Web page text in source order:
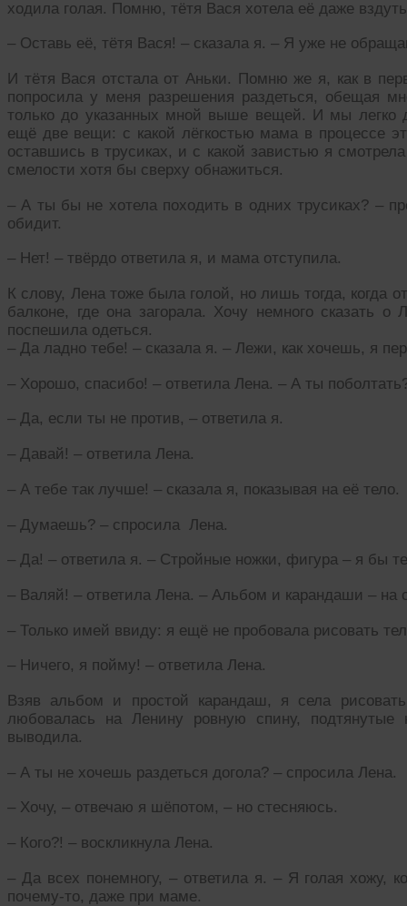
ходила голая. Помню, тётя Вася хотела её даже
– Оставь её, тётя Вася! – сказала я. – Я уже не
И тётя Вася отстала от Аньки. Помню же я, как в
попросила у меня разрешения раздеться, обещая
только до указанных мной выше вещей. И мы легко
ещё две вещи: с какой лёгкостью мама в процессе
оставшись в трусиках, и с какой завистью я
смелости хотя бы сверху обнажиться.
– А ты бы не хотела походить в одних трусиках? –
обидит.
– Нет! – твёрдо ответила я, и мама отступила.
К слову, Лена тоже была голой, но лишь тогда, когда
балконе, где она загорала. Хочу немного сказать
поспешила одеться.
– Да ладно тебе! – сказала я. – Лежи, как хочешь, я
– Хорошо, спасибо! – ответила Лена. – А ты
– Да, если ты не против, – ответила я.
– Давай! – ответила Лена.
– А тебе так лучше! – сказала я, показывая на её тело.
– Думаешь? – спросила Лена.
– Да! – ответила я. – Стройные ножки, фигура – я бы
– Валяй! – ответила Лена. – Альбом и карандаши – на
– Только имей ввиду: я ещё не пробовала рисовать
– Ничего, я пойму! – ответила Лена.
Взяв альбом и простой карандаш, я села
любовалась на Ленину ровную спину,
выводила.
– А ты не хочешь раздеться догола? – спросила Лена.
– Хочу, – отвечаю я шёпотом, – но стесняюсь.
– Кого?! – воскликнула Лена.
– Да всех понемногу, – ответила я. – Я голая хожу,
почему-то, даже при маме.